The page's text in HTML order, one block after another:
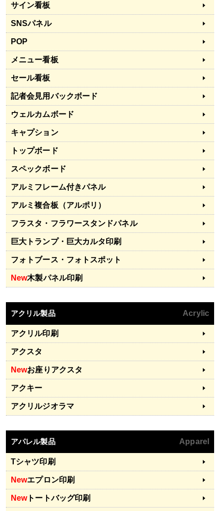
サイン看板
SNSパネル
POP
メニュー看板
セール看板
記者会見用バックボード
ウェルカムボード
キャプション
トップボード
スペックボード
アルミフレーム付きパネル
アルミ複合板（アルポリ）
フラスタ・フラワースタンドパネル
巨大トランプ・巨大カルタ印刷
フォトブース・フォトスポット
New木製パネル印刷
アクリル製品 Acrylic
アクリル印刷
アクスタ
Newお座りアクスタ
アクキー
アクリルジオラマ
アパレル製品 Apparel
Tシャツ印刷
Newエプロン印刷
Newトートバッグ印刷